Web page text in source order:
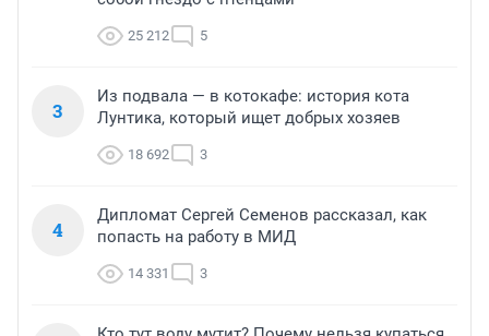
25 212 5
3
Из подвала — в котокафе: история кота
Лунтика, который ищет добрых хозяев
18 692 3
4
Дипломат Сергей Семенов рассказал, как
попасть на работу в МИД
14 331 3